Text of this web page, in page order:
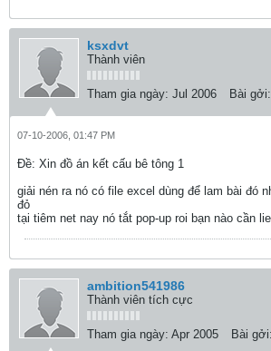
ksxdvt
Thành viên
Tham gia ngày: Jul 2006 Bài gởi:
07-10-2006, 01:47 PM
Ðề: Xin đồ án kết cấu bê tông 1
giải nén ra nó có file excel dùng để lam bài đó
đỏ
tại tiêm net nay nó tắt pop-up roi bạn nào cần
ambition541986
Thành viên tích cực
Tham gia ngày: Apr 2005 Bài gởi: